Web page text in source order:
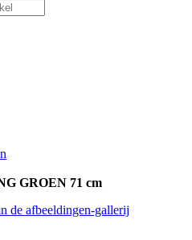
GROEN 71 cm
de afbeeldingen-gallerij